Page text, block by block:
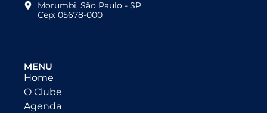
Morumbi, São Paulo - SP
Cep: 05678-000
MENU
Home
O Clube
Agenda